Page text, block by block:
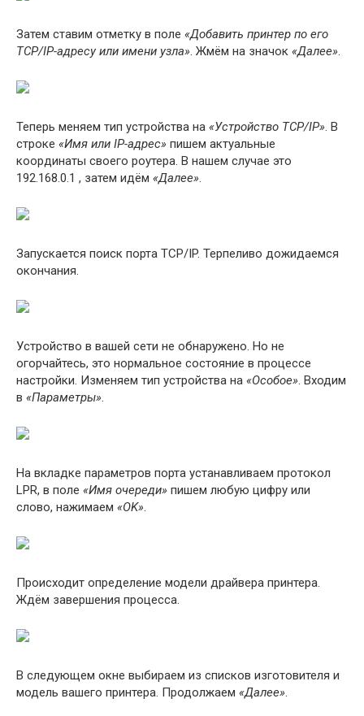
Затем ставим отметку в поле «Добавить принтер по его
TCP/IP-адресу или имени узла». Жмём на значок «Далее».
Теперь меняем тип устройства на «Устройство TCP/IP». В
строке «Имя или IP-адрес» пишем актуальные
координаты своего роутера. В нашем случае это
192.168.0.1 , затем идём «Далее».
Запускается поиск порта TCP/IP. Терпеливо дожидаемся
окончания.
Устройство в вашей сети не обнаружено. Но не
огорчайтесь, это нормальное состояние в процессе
настройки. Изменяем тип устройства на «Особое». Входим
в «Параметры».
На вкладке параметров порта устанавливаем протокол
LPR, в поле «Имя очереди» пишем любую цифру или
слово, нажимаем «OK».
Происходит определение модели драйвера принтера.
Ждём завершения процесса.
В следующем окне выбираем из списков изготовителя и
модель вашего принтера. Продолжаем «Далее».